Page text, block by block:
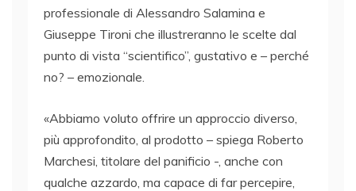
professionale di Alessandro Salamina e
Giuseppe Tironi che illustreranno le scelte dal
punto di vista “scientifico”, gustativo e – perché
no? – emozionale.
«Abbiamo voluto offrire un approccio diverso,
più approfondito, al prodotto – spiega Roberto
Marchesi, titolare del panificio -, anche con
qualche azzardo, ma capace di far percepire,